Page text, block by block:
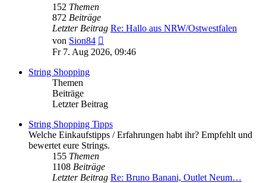
152 Themen
872 Beiträge
Letzter Beitrag Re: Hallo aus NRW/Ostwestfalen
von Sion84
Beitrag
Fr 7. Aug 2026, 09:46
String Shopping
Themen
Beiträge
Letzter Beitrag
String Shopping Tipps
Welche Einkaufstipps / Erfahrungen habt ihr? Empfehlt und
bewertet eure Strings.
155 Themen
1108 Beiträge
Letzter Beitrag Re: Bruno Banani, Outlet Neum…